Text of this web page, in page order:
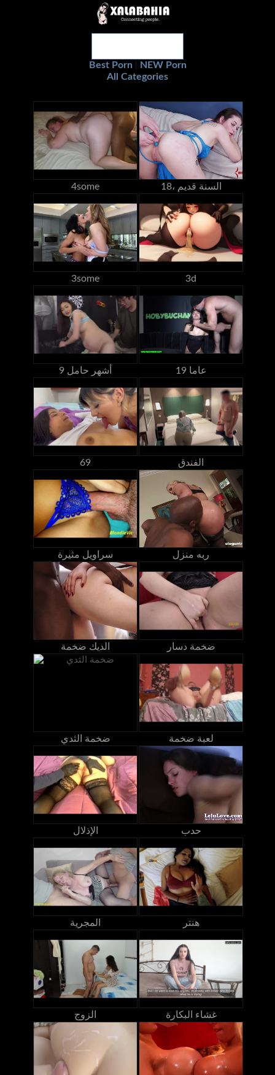
Best Porn
NEW Porn
All Categories
4some 18، السنة قديم
3some 3d
9 أشهر حامل 19 عاما
69 الفندق
سراويل مثيرة ربه منزل
الديك ضخمة ضخمة دسار
ضخمة الثدي لعبة ضخمة
الإذلال حدب
المجرية هنتر
الزوج غشاء البكارة